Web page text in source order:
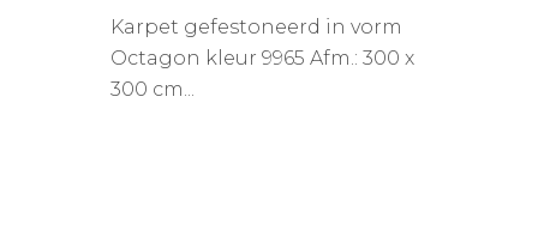
Karpet gefestoneerd in vorm
Octagon kleur 9965 Afm.: 300 x
300 cm...